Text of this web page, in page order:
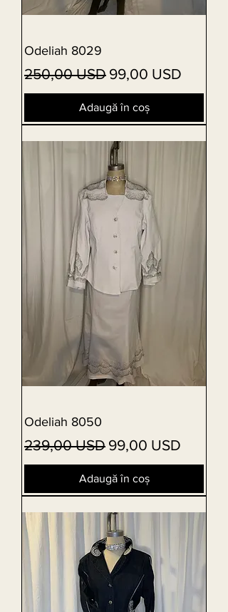
Odeliah 8029
Preț normal
250,00 USD Preț redus
99,00 USD
Adaugă în coș
Odeliah 8050
Preț normal
239,00 USD Preț redus
99,00 USD
Adaugă în coș